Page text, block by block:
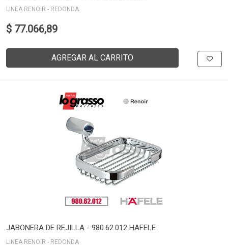
LINEA RENOIR - REDONDA
$ 77.066,89
AGREGAR AL CARRITO
JABONERA DE REJILLA - 980.62.012 HAFELE
LINEA RENOIR - REDONDA